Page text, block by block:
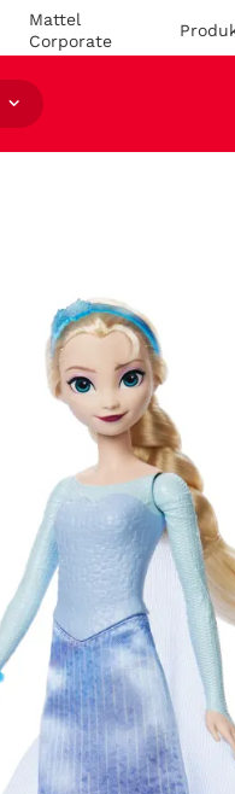
Mattel
Corporate